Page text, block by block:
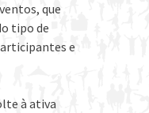
que
tipo de
e
à ativa